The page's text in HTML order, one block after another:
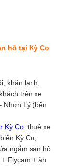
hô tại Kỳ Co
khăn lạnh,
trên xe
Nhơn Lý (bến
Kỳ Co: thuê xe
Kỳ Co,
ngắm san hô
Flycam + ăn